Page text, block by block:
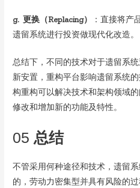
g. 更换（Replacing）
：直接将产
遗留系统进行投资做现代化改造。
总结下，不同的技术对于遗留系
新安置，重构平台影响遗留系统
构重构可以解决技术和架构领域
修改和增加新的功能及特性。
05 总结
不管采用何种途径和技术，遗留
的，劳动力密集型并具有风险的